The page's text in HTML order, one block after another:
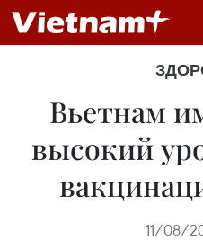
Вьетнам
высокий
11/08/